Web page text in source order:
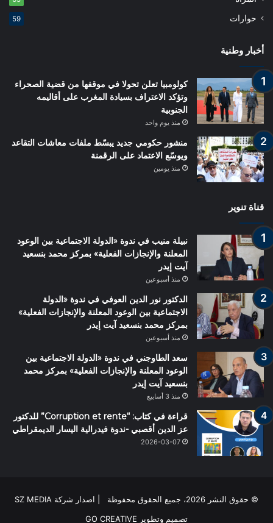
حوارات 59
أخبار وطنية
كولومبيا تعلن تحولا في موقفها من قضية الصحراء
وتؤكد الاعتراف بسيادة المغرب على أقاليمه
الجنوبية
منذ يوم واحد
منشور حكومي جديد يبسّط ملفات معاشات التقاعد
ويوسّع الاعتماد على الرقمنة
منذ يومين
قناة تنوير
نبيلة منيب في ندوة «الدولة الاجتماعية بين الوعود
المعلنة والإنجازات الفعلية» بمركز محمد بنسعيد
آيت إيدر
منذ أسبوعين
الدكتور نور الدين العوفي في ندوة «الدولة
الاجتماعية بين الوعود المعلنة والإنجازات الفعلية»
بمركز محمد بنسعيد آيت إيدر
منذ أسبوعين
سعد الطاوجني في ندوة «الدولة الاجتماعية بين
الوعود المعلنة والإنجازات الفعلية» بمركز محمد
بنسعيد آيت إيدر
منذ 3 أسابيع
قراءة في كتاب: “Corruption et rente” للدكتور
عز الدين أقصبي -ندوة فيدرالية اليسار الديمقراطي
2026-03-07
© حقوق النشر 2026، جميع الحقوق محفوظة | اصدار شركة SZ MEDIA
تصميم وتطوير GO CREATIVE